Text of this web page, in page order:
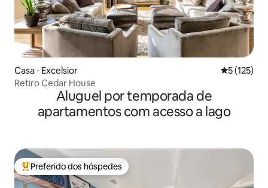
Casa ⋅ Excelsior 5 de uma
5 (125)
Retiro Cedar House
Aluguel por temporada de
apartamentos com acesso a lago
Entre os melhores preferidos dos hóspedes
Preferido dos hóspedes